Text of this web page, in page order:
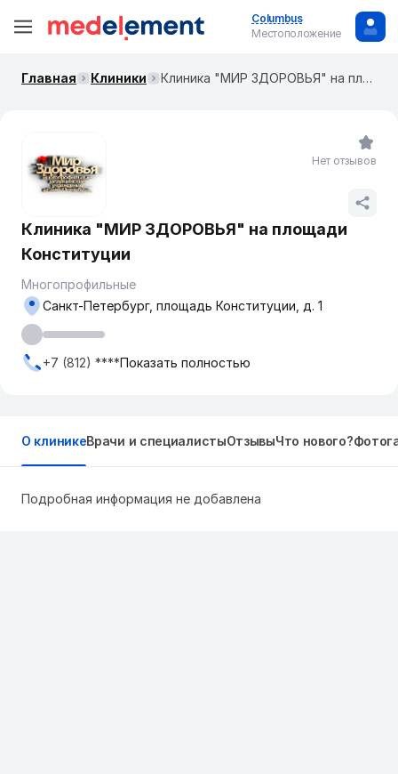
Columbus
Местоположение
Главная Клиники Клиника "МИР ЗДОРОВЬЯ" на площади Конституции
Клиника "МИР ЗДОРОВЬЯ" на площади
Конституции
Многопрофильные
Санкт-Петербург, площадь Конституции, д. 1
+7 (812) ****Показать полностью
Нет отзывов
О клиникеВрачи и специалистыОтзывыЧто нового?
Подробная информация не добавлена